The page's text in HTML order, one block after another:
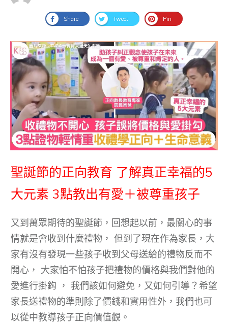
Share Tweet Pin
聖誕節的正向教育 了解真正幸福的5
大元素 3點教出有愛＋被尊重孩子
又到萬眾期待的聖誕節，回想起以前，最關心的事
情就是會收到什麼禮物， 但到了現在作為家長，大
家有沒有發現一些孩子收到父母送給的禮物反而不
開心， 大家怕不怕孩子把禮物的價格與我們對他的
愛進行掛鈎 ， 我們該如何避免，又如何引導？希望
家長送禮物的準則除了價錢和實用性外，我們也可
以從中教導孩子正向價值觀。